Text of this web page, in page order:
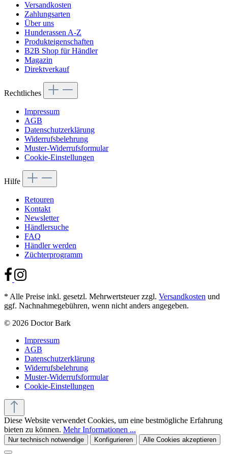
Versandkosten
Zahlungsarten
Über uns
Hunderassen A-Z
Produkteigenschaften
B2B Shop für Händler
Magazin
Direktverkauf
Rechtliches
Impressum
AGB
Datenschutzerklärung
Widerrufsbelehrung
Muster-Widerrufsformular
Cookie-Einstellungen
Hilfe
Retouren
Kontakt
Newsletter
Händlersuche
FAQ
Händler werden
Züchterprogramm
* Alle Preise inkl. gesetzl. Mehrwertsteuer zzgl. Versandkosten und
ggf. Nachnahmegebühren, wenn nicht anders angegeben.
© 2026 Doctor Bark
Impressum
AGB
Datenschutzerklärung
Widerrufsbelehrung
Muster-Widerrufsformular
Cookie-Einstellungen
Diese Website verwendet Cookies, um eine bestmögliche Erfahrung
bieten zu können. Mehr Informationen ...
Nur technisch notwendige Konfigurieren Alle Cookies akzeptieren